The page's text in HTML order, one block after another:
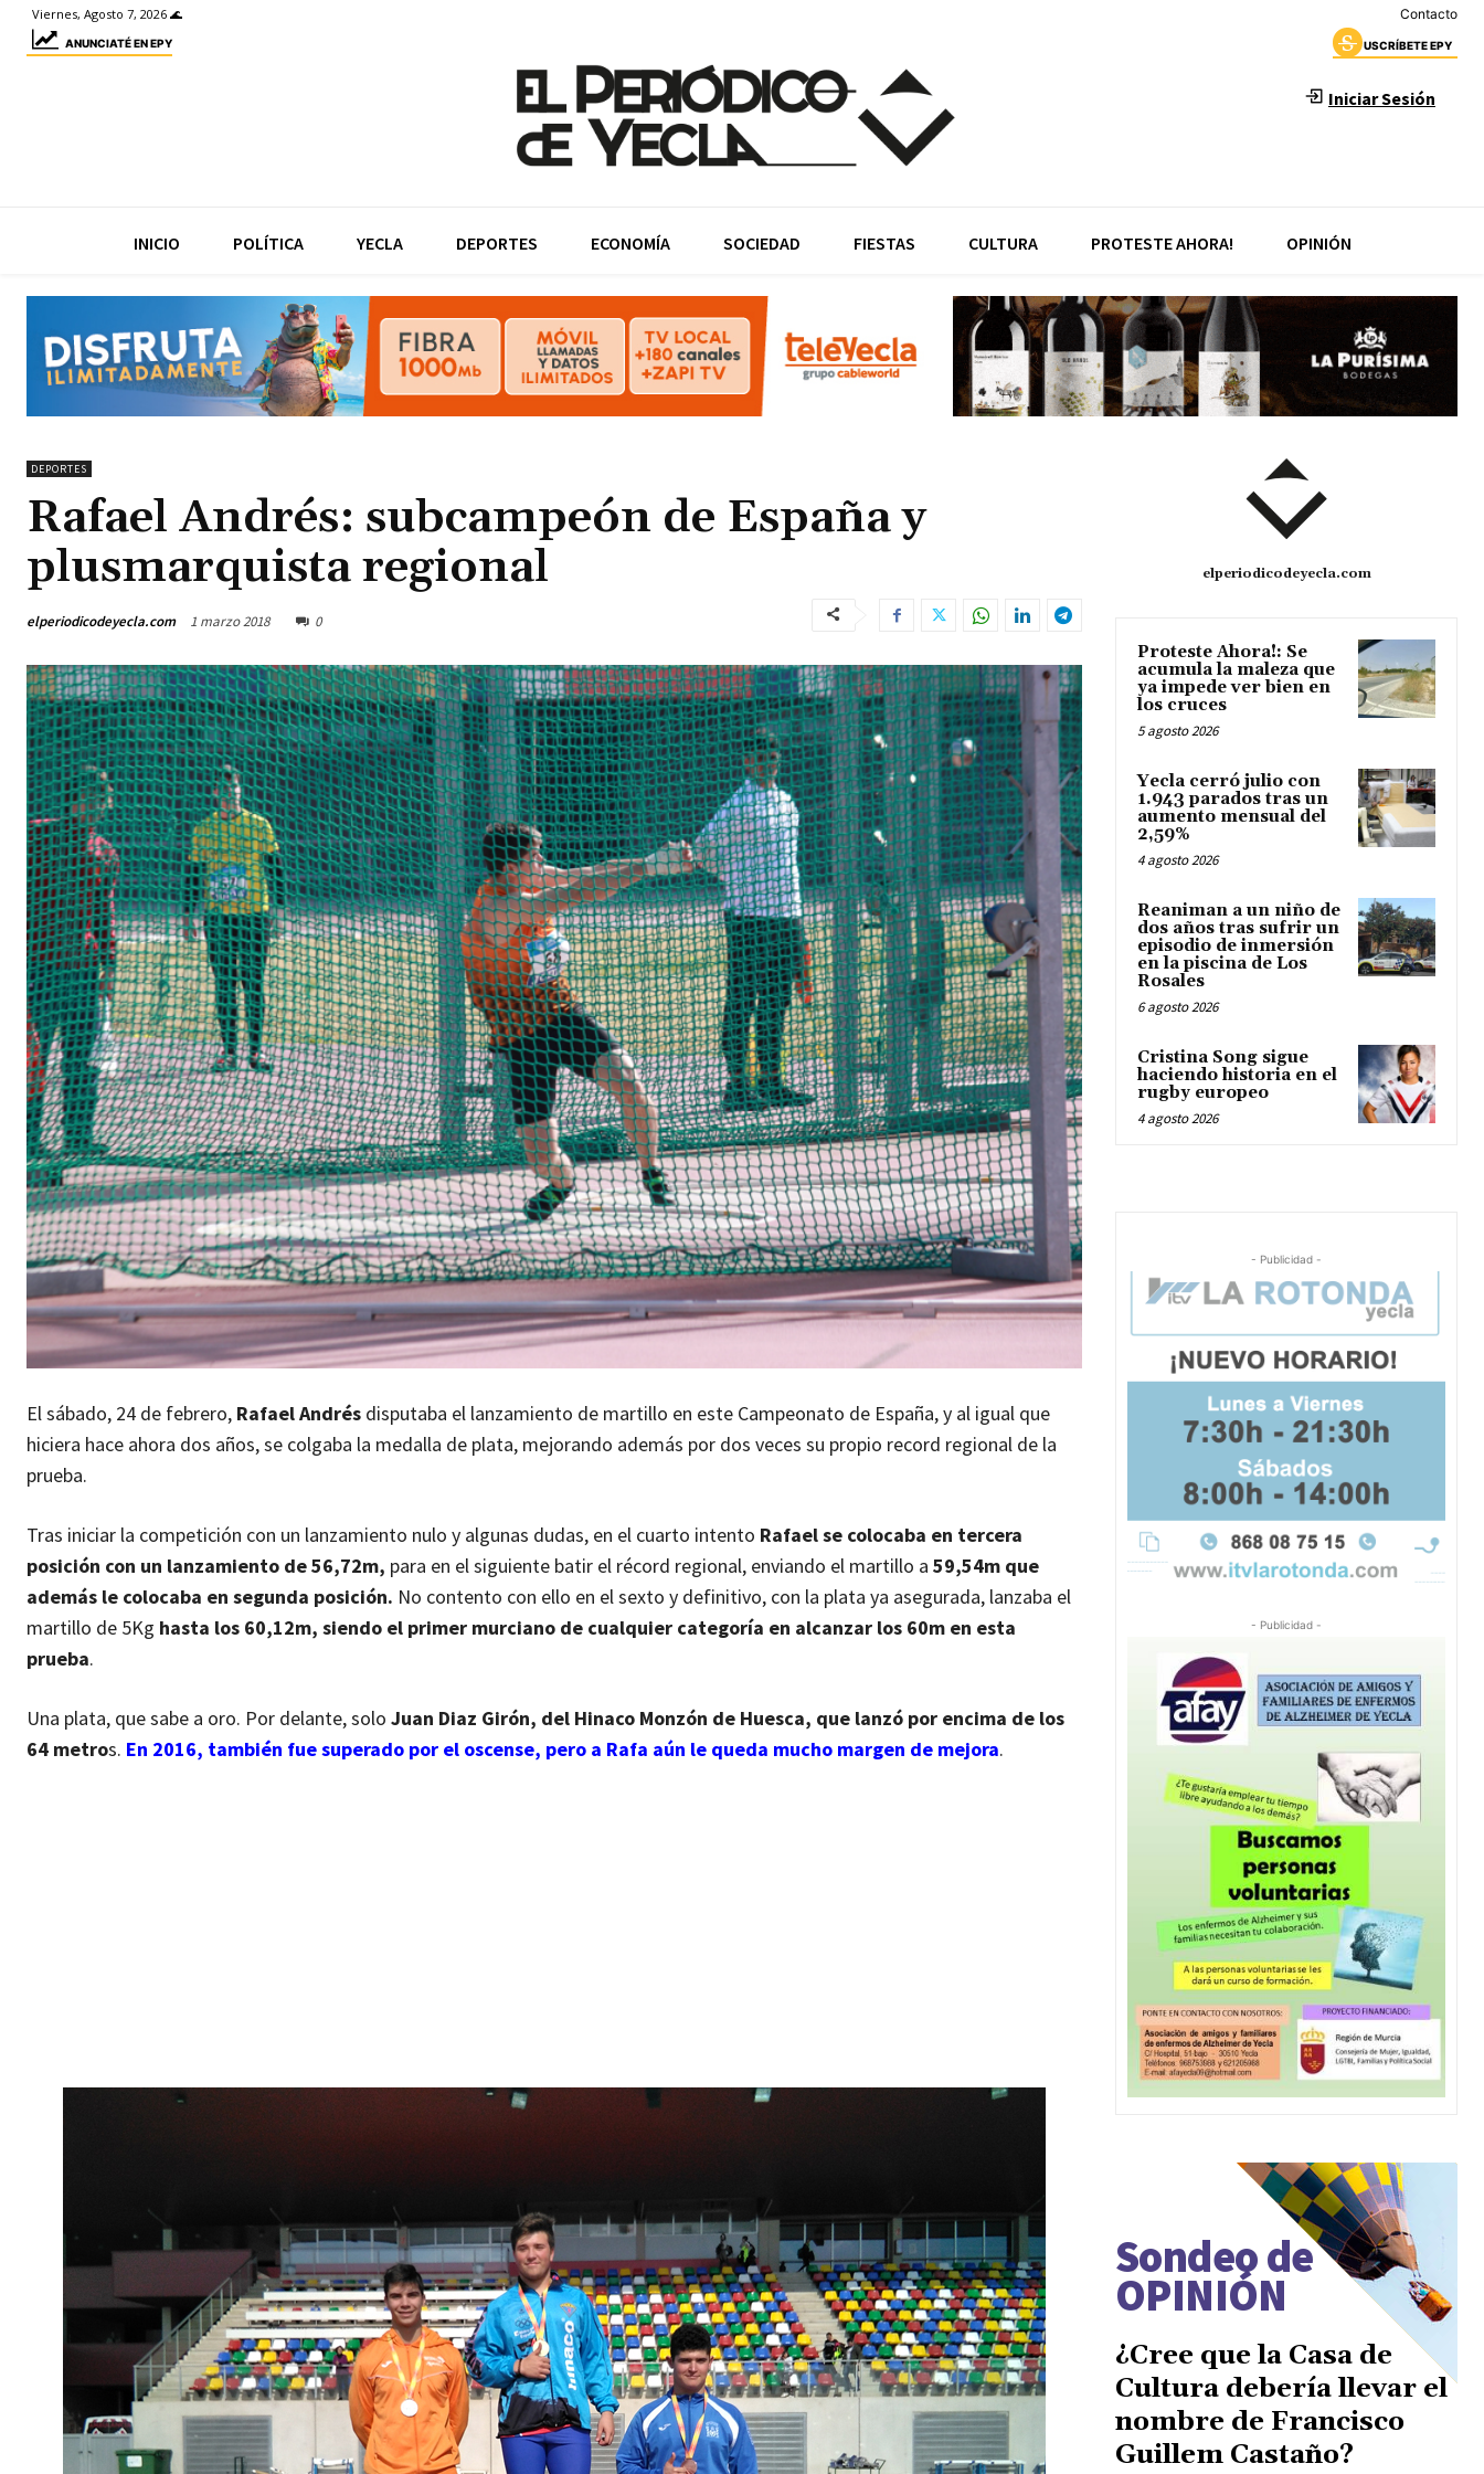
Viernes, Agosto 7, 2026 🌊 Contacto
ANUNCIATÉ EN EPY USCRÍBETE EPY
Iniciar Sesión
INICIO POLÍTICA YECLA DEPORTES ECONOMÍA SOCIEDAD FIESTAS CULTURA PROTESTE AHORA! OPINIÓN
DEPORTES
Rafael Andrés: subcampeón de España y
plusmarquista regional
elperiodicodeyecla.com 1 marzo 2018 0
El sábado, 24 de febrero, Rafael Andrés disputaba el lanzamiento de martillo en este Campeonato de España, y al igual que
hiciera hace ahora dos años, se colgaba la medalla de plata, mejorando además por dos veces su propio record regional de la
prueba.
Tras iniciar la competición con un lanzamiento nulo y algunas dudas, en el cuarto intento Rafael se colocaba en tercera
posición con un lanzamiento de 56,72m, para en el siguiente batir el récord regional, enviando el martillo a 59,54m que
además le colocaba en segunda posición. No contento con ello en el sexto y definitivo, con la plata ya asegurada, lanzaba el
martillo de 5Kg hasta los 60,12m, siendo el primer murciano de cualquier categoría en alcanzar los 60m en esta
prueba.
Una plata, que sabe a oro. Por delante, solo Juan Diaz Girón, del Hinaco Monzón de Huesca, que lanzó por encima de los
64 metros. En 2016, también fue superado por el oscense, pero a Rafa aún le queda mucho margen de mejora.
elperiodicodeyecla.com
Proteste Ahora!: Se
acumula la maleza que
ya impede ver bien en
los cruces
5 agosto 2026
Yecla cerró julio con
1.943 parados tras un
aumento mensual del
2,59%
4 agosto 2026
Reaniman a un niño de
dos años tras sufrir un
episodio de inmersión
en la piscina de Los
Rosales
6 agosto 2026
Cristina Song sigue
haciendo historia en el
rugby europeo
4 agosto 2026
- Publicidad -
- Publicidad -
Sondeo de
OPINIÓN
¿Cree que la Casa de
Cultura debería llevar el
nombre de Francisco
Guillem Castaño?